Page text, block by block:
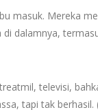
masuk. Mereka
dalamnya,
televisi,
tapi tak berhasil.